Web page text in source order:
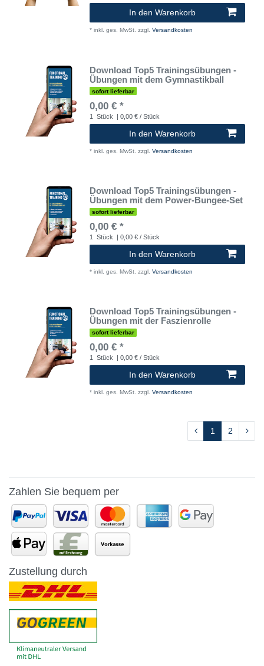
In den Warenkorb
* inkl. ges. MwSt. zzgl. Versandkosten
Download Top5 Trainingsübungen -
Übungen mit dem Gymnastikball
sofort lieferbar
0,00 € *
1 Stück | 0,00 € / Stück
In den Warenkorb
* inkl. ges. MwSt. zzgl. Versandkosten
Download Top5 Trainingsübungen -
Übungen mit dem Power-Bungee-Set
sofort lieferbar
0,00 € *
1 Stück | 0,00 € / Stück
In den Warenkorb
* inkl. ges. MwSt. zzgl. Versandkosten
Download Top5 Trainingsübungen -
Übungen mit der Faszienrolle
sofort lieferbar
0,00 € *
1 Stück | 0,00 € / Stück
In den Warenkorb
* inkl. ges. MwSt. zzgl. Versandkosten
1 2
Zahlen Sie bequem per
Zustellung durch